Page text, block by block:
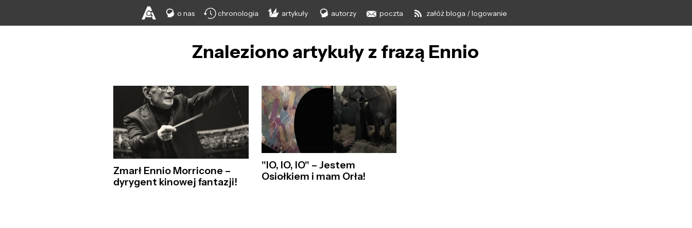
o nas chronologia artykuły autorzy poczta załóż bloga / logowanie
Znaleziono artykuły z frazą Ennio
Zmarł Ennio Morricone –
dyrygent kinowej fantazji!
"IO, IO, IO" – Jestem
Osiołkiem i mam Orła!